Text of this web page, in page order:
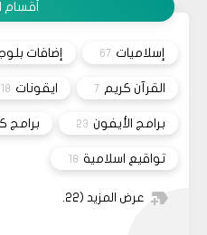
ليس هناك أي
كفيل..، كما
أقسام
إسلاميات 67 إضافات
القرآن كريم 7 ايقونات 18
برامج الأيفون 23 برامج
تواقيع اسلامية 18
عرض المزيد (22)